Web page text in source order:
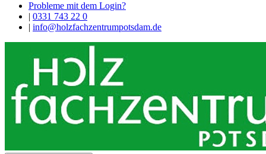
Probleme mit dem Login?
| 0331 743 22 0
| info@holzfachzentrumpotsdam.de